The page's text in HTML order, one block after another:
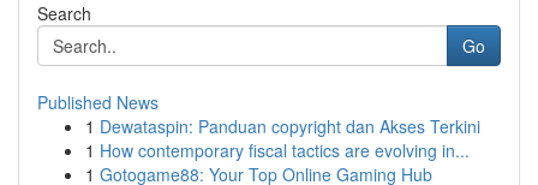
Search
Go
Published News
1 Dewataspin: Panduan copyright dan Akses Terkini
1 How contemporary fiscal tactics are evolving in...
1 Gotogame88: Your Top Online Gaming Hub